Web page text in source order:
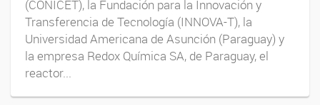
(CONICET), la Fundación para la Innovación y
Transferencia de Tecnología (INNOVA-T), la
Universidad Americana de Asunción (Paraguay) y
la empresa Redox Química SA, de Paraguay, el
reactor...